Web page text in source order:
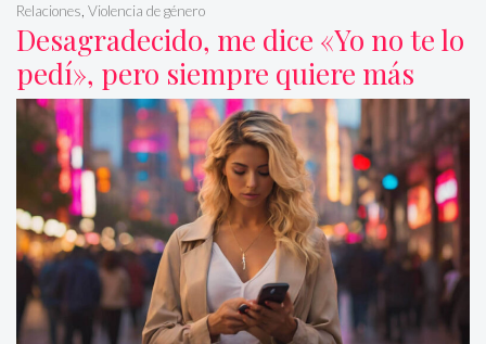
Desagradecido, me dice «Yo no te lo
pedí», pero siempre quiere más
Relaciones Violencia de género